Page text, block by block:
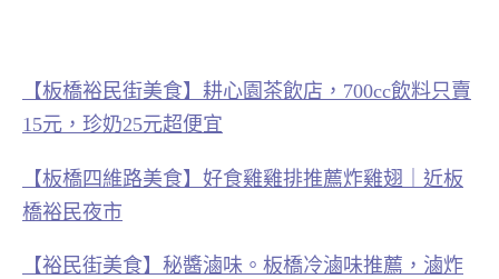
【板橋裕民街美食】耕心園茶飲店，700cc飲料只賣
15元，珍奶25元超便宜
【板橋四維路美食】好食雞雞排推薦炸雞翅｜近板
橋裕民夜市
【裕民街美食】秘醬滷味。板橋冷滷味推薦，滷炸